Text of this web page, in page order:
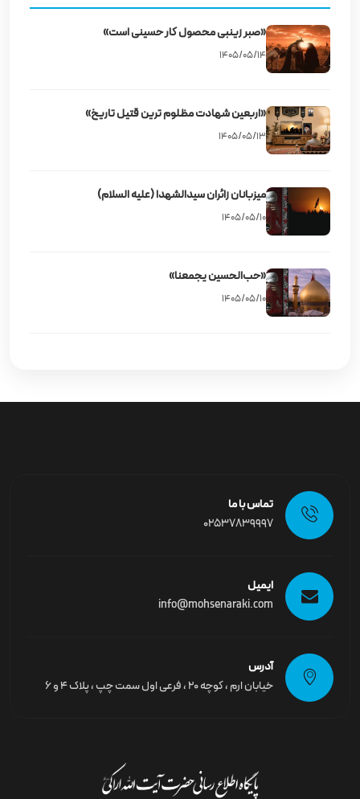
«صبر زینبی محصول کار حسینی است»
۱۴۰۵/۰۵/۱۴
«اربعین شهادت مظلوم‌ ترین قتیل تاریخ»
۱۴۰۵/۰۵/۱۳
میزبانان زائران سیدالشهدا (علیه‌ السلام)
۱۴۰۵/۰۵/۱۰
«حب‌الحسین یجمعنا»
۱۴۰۵/۰۵/۱۰
تماس با ما
02537839997
ایمیل
info@mohsenaraki.com
آدرس
خیابان ارم ، کوچه ۲۰ ، فرعی اول سمت چپ ، پلاک ۴ و ۶